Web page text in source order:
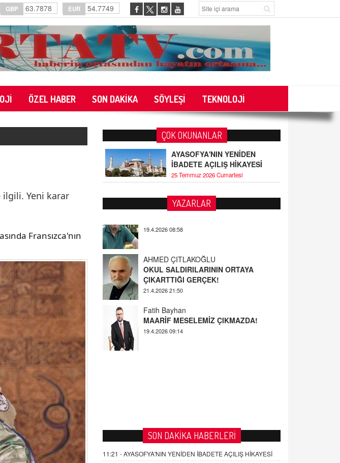
GBP 63.7878 EUR 54.7749
ÖZEL HABER SON DAKİKA SÖYLEŞİ TEKNOLOJİ
ilgili. Yeni karar
Fransızca'nın
ÇOK OKUNANLAR
AYASOFYA'NIN YENİDEN
İBADETE AÇILIŞ HİKAYESİ
25 Temmuz 2026 Cumartesi
YAZARLAR
AHMED ÇITLAKOĞLU
21.4.2026 21:50
Fatih Bayhan
MAARİF MESELEMİZ ÇIKMAZDA!
YUSUF YAVUZYILMAZ
SON DAKİKA HABERLERİ
11:21 -AYASOFYA'NIN YENİDEN İBADETE AÇILIŞ HİKAYESİ